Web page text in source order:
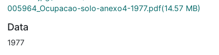
005964_Ocupacao-solo-anexo4-1977.pdf(14.57 MB)
Data
1977